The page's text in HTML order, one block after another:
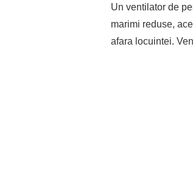
Un ventilator de
marimi reduse,
afara locuintei.